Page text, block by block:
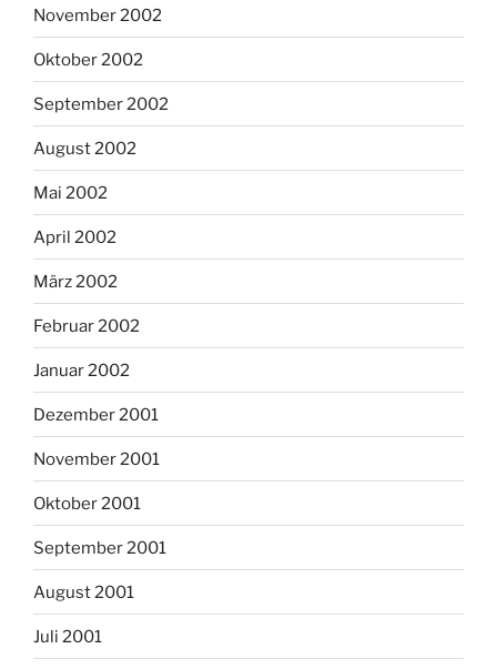
November 2002
Oktober 2002
September 2002
August 2002
Mai 2002
April 2002
März 2002
Februar 2002
Januar 2002
Dezember 2001
November 2001
Oktober 2001
September 2001
August 2001
Juli 2001